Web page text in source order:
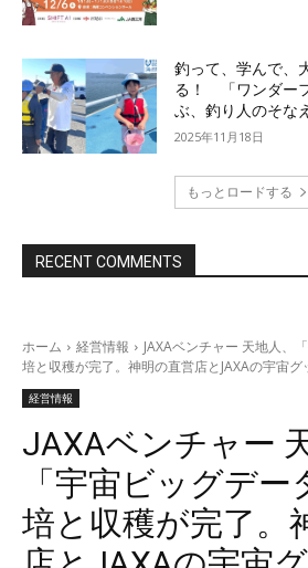
釣って、学んで、
る！ 「ワンダー
ぶ、釣り人のそな
2025年11月18日
もっとロードする
RECENT COMMENTS